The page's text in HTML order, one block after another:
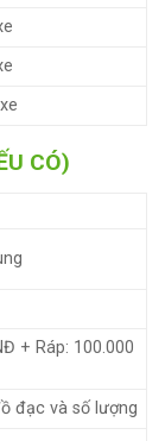
CÓ)
+ Ráp: 100.000
đạc và số lượng